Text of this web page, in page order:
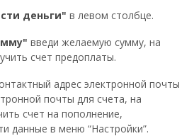
деньги" в левом столбце.
введи желаемую сумму, на
счет предоплаты.
адрес электронной почты
почты для счета, на
счет на пополнение,
данные в меню “Настройки”.